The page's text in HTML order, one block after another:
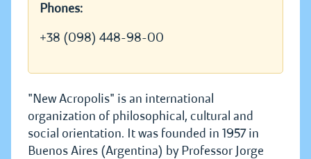
Phones:
+38 (098) 448-98-00
"New Acropolis" is an international
organization of philosophical, cultural and
social orientation. It was founded in 1957 in
Buenos Aires (Argentina) by Professor Jorge